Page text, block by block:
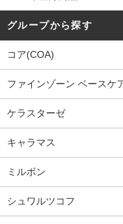
グループから探す
コア(COA)
ファインゾーン ベースケ
ケラスターゼ
キャラマス
ミルボン
シュワルツコフ